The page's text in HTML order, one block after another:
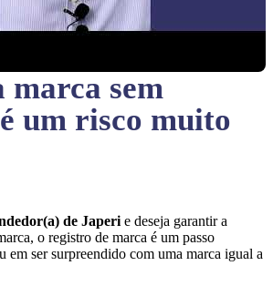
marca sem
é um risco muito
de Japeri e deseja garantir a
o registro de marca é um passo
em ser surpreendido com uma marca igual a